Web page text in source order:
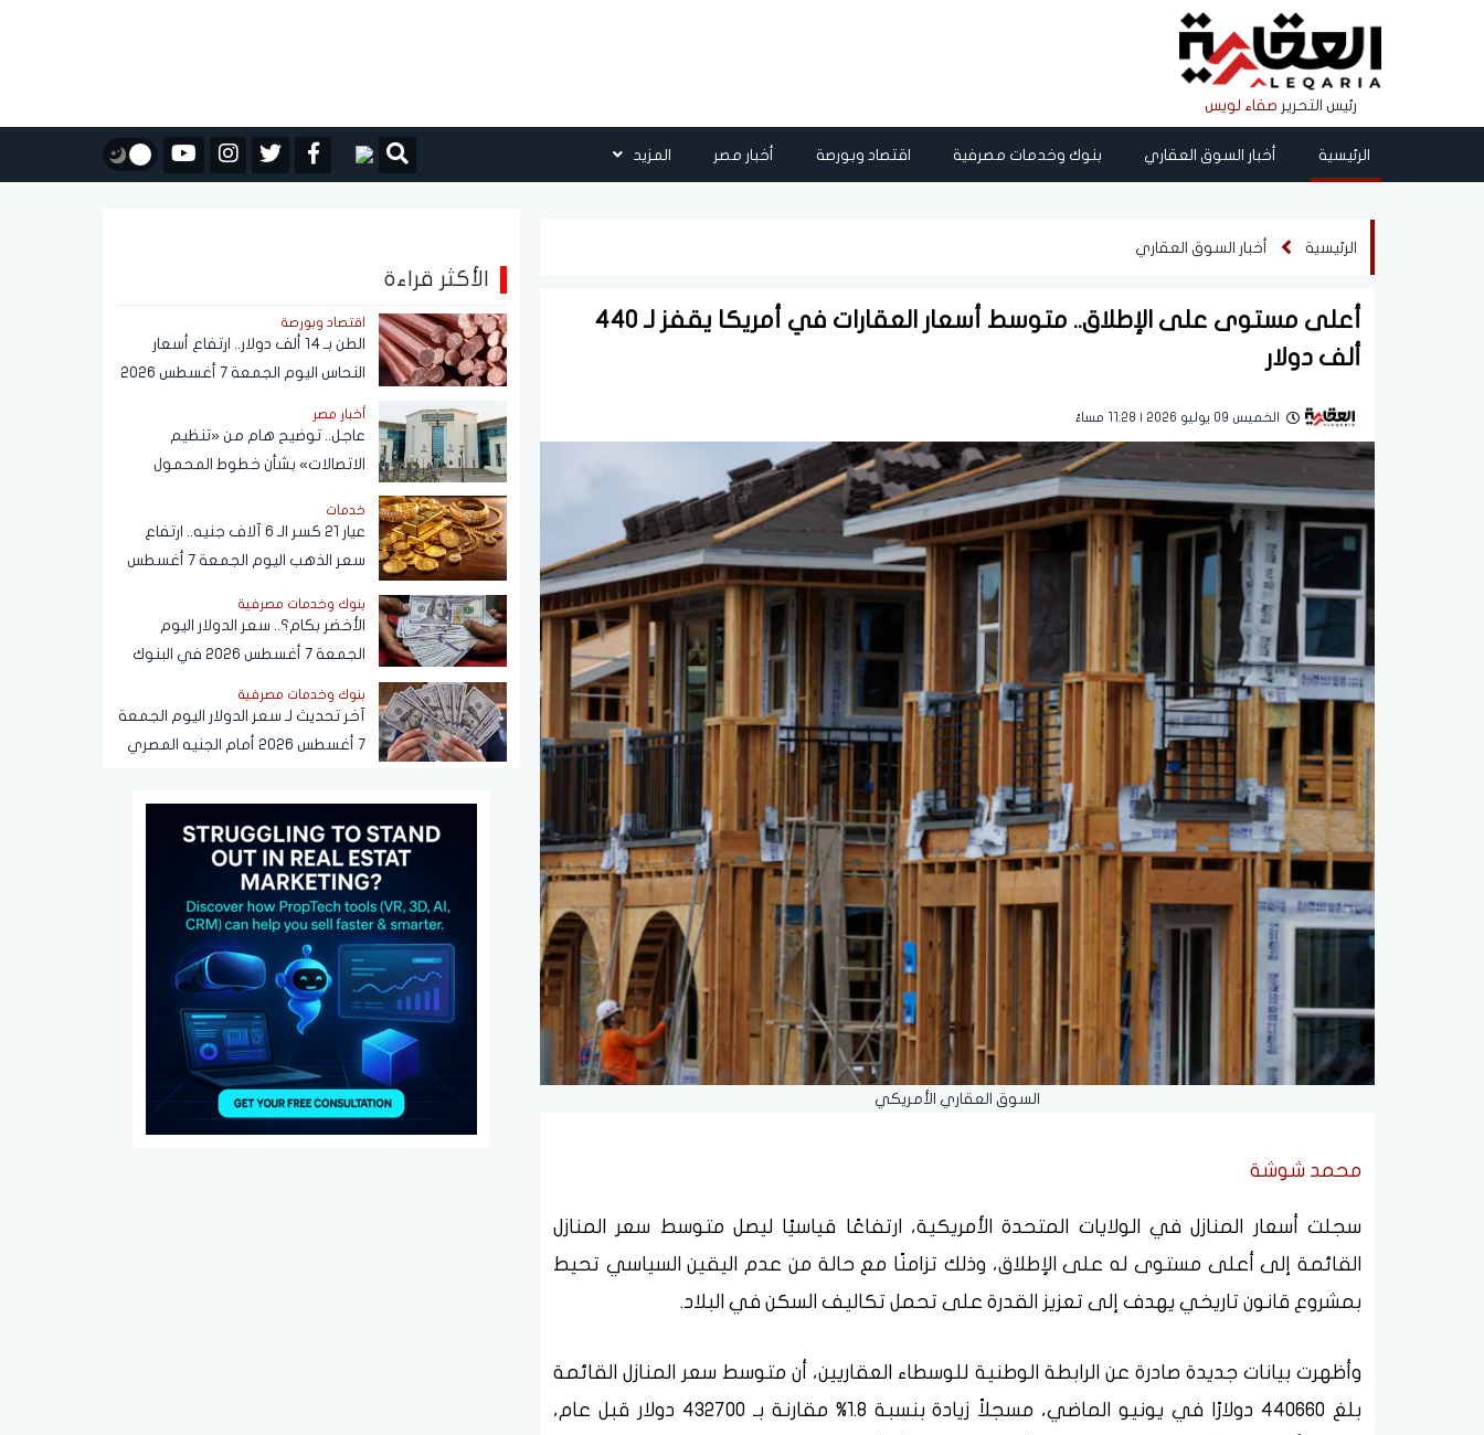
رئيس التحرير صفاء لويس
الرئيسية أخبار السوق العقاري بنوك وخدمات مصرفية اقتصاد وبورصة أخبار مصر المزيد
الرئيسية أخبار السوق العقاري
أعلى مستوى على الإطلاق.. متوسط أسعار العقارات في أمريكا يقفز لـ 440
ألف دولار
الخميس 09 يوليو 2026 | 11:28 مساءً
السوق العقاري الأمريكي
محمد شوشة
سجلت أسعار المنازل في الولايات المتحدة الأمريكية، ارتفاعًا قياسيًا ليصل متوسط سعر المنازل
القائمة إلى أعلى مستوى له على الإطلاق، وذلك تزامنًا مع حالة من عدم اليقين السياسي تحيط
بمشروع قانون تاريخي يهدف إلى تعزيز القدرة على تحمل تكاليف السكن في البلاد.
وأظهرت بيانات جديدة صادرة عن الرابطة الوطنية للوسطاء العقاريين، أن متوسط سعر المنازل القائمة
بلغ 440660 دولارًا في يونيو الماضي، مسجلاً زيادة بنسبة 1.8% مقارنة بـ 432700 دولار قبل عام،
الأكثر قراءة
اقتصاد وبورصة
الطن بـ 14 ألف دولار.. ارتفاع أسعار
النحاس اليوم الجمعة 7 أغسطس 2026
أخبار مصر
عاجل.. توضيح هام من «تنظيم
الاتصالات» بشأن خطوط المحمول
خدمات
عيار 21 كسر الـ 6 آلاف جنيه.. ارتفاع
سعر الذهب اليوم الجمعة 7 أغسطس
بنوك وخدمات مصرفية
الأخضر بكام؟.. سعر الدولار اليوم
الجمعة 7 أغسطس 2026 في البنوك
بنوك وخدمات مصرفية
آخر تحديث لـ سعر الدولار اليوم الجمعة
7 أغسطس 2026 أمام الجنيه المصري